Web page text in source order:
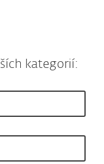
kategorií: